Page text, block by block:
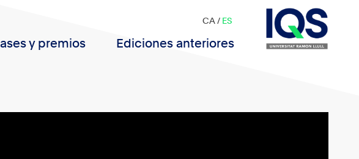
y premios Ediciones anteriores
CA/ ES